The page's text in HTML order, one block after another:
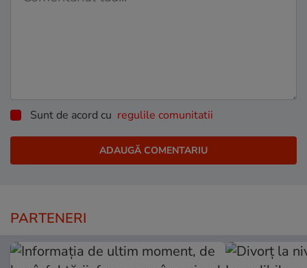
Sunt de acord cu regulile comunitatii
PARTENERI